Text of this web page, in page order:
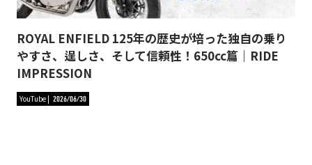
ROYAL ENFIELD 125年の歴史が培った独自の乗り
やすさ、逞しさ、そして信頼性！650cc篇｜RIDE
IMPRESSION
YouTube 2026/06/30